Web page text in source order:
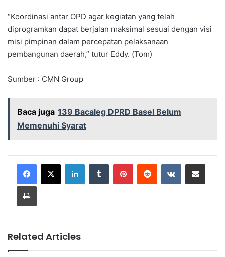
“Koordinasi antar OPD agar kegiatan yang telah
diprogramkan dapat berjalan maksimal sesuai dengan visi
misi pimpinan dalam percepatan pelaksanaan
pembangunan daerah,” tutur Eddy. (Tom)
Sumber : CMN Group
Baca juga 139 Bacaleg DPRD Basel Belum
Memenuhi Syarat
LinkedInTumblr PinterestReddit VKontakteShare via Email
Print
Related Articles